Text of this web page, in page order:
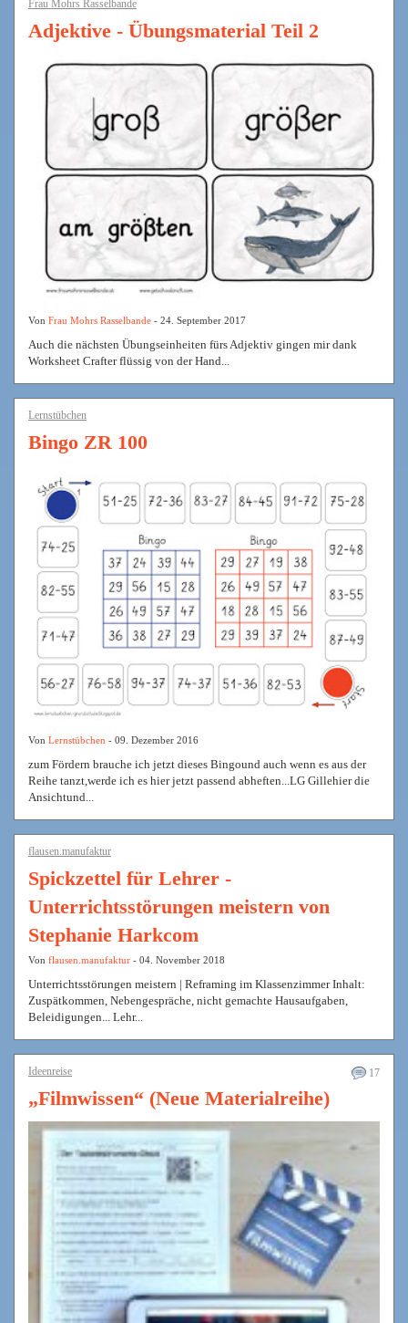
Frau Mohrs Rasselbande
Adjektive - Übungsmaterial Teil 2
Von Frau Mohrs Rasselbande - 24. September 2017
Auch die nächsten Übungseinheiten fürs Adjektiv gingen mir dank
Worksheet Crafter flüssig von der Hand...
Lernstübchen
Bingo ZR 100
Von Lernstübchen - 09. Dezember 2016
zum Fördern brauche ich jetzt dieses Bingound auch wenn es aus der
Reihe tanzt,werde ich es hier jetzt passend abheften...LG Gillehier die
Ansichtund...
flausen.manufaktur
Spickzettel für Lehrer -
Unterrichtsstörungen meistern von
Stephanie Harkcom
Von flausen.manufaktur - 04. November 2018
Unterrichtsstörungen meistern | Reframing im Klassenzimmer Inhalt:
Zuspätkommen, Nebengespräche, nicht gemachte Hausaufgaben,
Beleidigungen... Lehr...
17
Ideenreise
„Filmwissen“ (Neue Materialreihe)